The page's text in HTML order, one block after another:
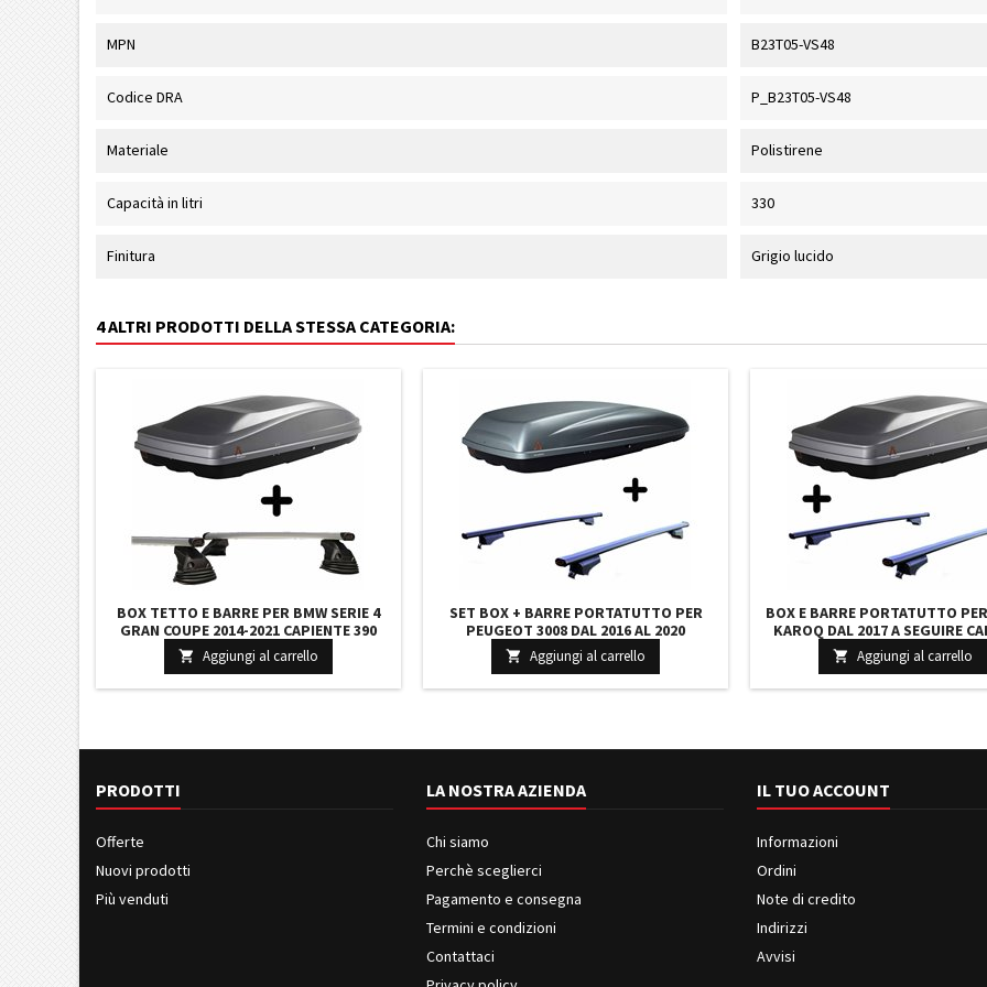
MPN B23T05-VS48
Codice DRA P_B23T05-VS48
Materiale Polistirene
Capacità in litri 330
Finitura Grigio lucido
4 ALTRI PRODOTTI DELLA STESSA CATEGORIA:
BOX TETTO E BARRE PER BMW SERIE 4
GRAN COUPE 2014-2021 CAPIENTE 390
LITRI GRIGIO CON SERRATURA BARRE 110
CM C/KIT ATTACCHI NUOVO
 Aggiungi al carrello
SET BOX + BARRE PORTATUTTO PER
PEUGEOT 3008 DAL 2016 AL 2020
CAPIENTE 390 LITRI GRIGIO CON
SERRATURA BARRE 110 CM + KIT
 Aggiungi al carrello
BOX E BARRE PORTATUTTO
KAROQ DAL 2017 A SEGUIRE
390 LITRI GRIGIO CON
127 CM E KIT ATTACCHI
 Aggiungi al carrello
PRODOTTI
Offerte
Nuovi prodotti
Più venduti
LA NOSTRA AZIENDA
Chi siamo
Perchè sceglierci
Pagamento e consegna
Termini e condizioni
Contattaci
IL TUO ACCOUNT
Informazioni
Ordini
Note di credito
Indirizzi
Avvisi